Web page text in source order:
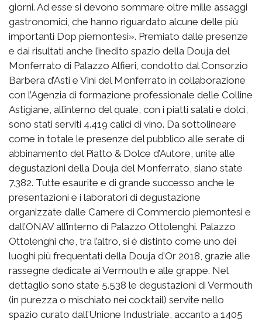
giorni. Ad esse si devono sommare oltre mille assaggi
gastronomici, che hanno riguardato alcune delle più
importanti Dop piemontesi». Premiato dalle presenze
e dai risultati anche l’inedito spazio della Douja del
Monferrato di Palazzo Alfieri, condotto dal Consorzio
Barbera d’Asti e Vini del Monferrato in collaborazione
con l’Agenzia di formazione professionale delle Colline
Astigiane, all’interno del quale, con i piatti salati e dolci,
sono stati serviti 4.419 calici di vino. Da sottolineare
come in totale le presenze del pubblico alle serate di
abbinamento del Piatto & Dolce d’Autore, unite alle
degustazioni della Douja del Monferrato, siano state
7.382. Tutte esaurite e di grande successo anche le
presentazioni e i laboratori di degustazione
organizzate dalle Camere di Commercio piemontesi e
dall’ONAV all’interno di Palazzo Ottolenghi. Palazzo
Ottolenghi che, tra l’altro, si è distinto come uno dei
luoghi più frequentati della Douja d’Or 2018, grazie alle
rassegne dedicate ai Vermouth e alle grappe. Nel
dettaglio sono state 5.538 le degustazioni di Vermouth
(in purezza o mischiato nei cocktail) servite nello
spazio curato dall’Unione Industriale, accanto a 1405